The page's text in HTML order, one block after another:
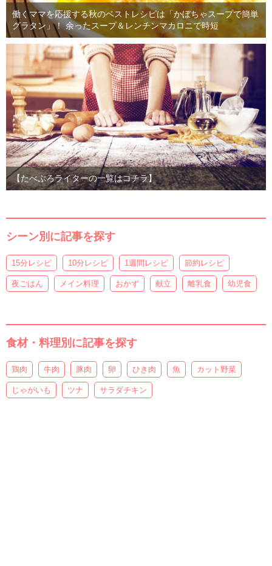
働くママを応援する秋のベストレシピは「かぼちゃスープで簡単
グラタン」！ 余ったスープ＆レンチンマカロニで時短
【たべぷろライターの一覧はコチラ】
シーン別に記事を探す
15分レシピ 10分レシピ 1週間レシピ 節約レシピ
夜ごはん メイン料理 おかず 献立 離乳食 幼児食
食材・料理別に記事を探す
鶏肉 牛肉 豚肉 卵 ひき肉 魚 カット野菜
じゃがいも ツナ サラダチキン